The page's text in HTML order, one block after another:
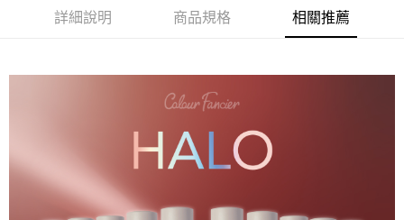
每筆NT$80，滿NT$499(含以上)免運費
因應疫情升溫，目前暫停使用7-11取貨付款配送，請使用全家
每筆NT$100，滿NT$699(含以上)免運費
詳細說明 商品規格 相關推薦